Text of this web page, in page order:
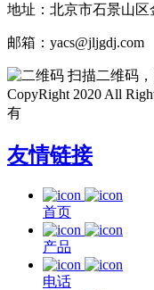
地址：北京市石景山区
邮箱：yacs@jljgdj.com
扫描二维码
CopyRight 2020 All
有
友情链接
首页
产品
电话